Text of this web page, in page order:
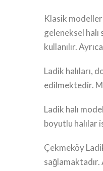
Klasik
geleneksel
kullanılır.
Ladik halıları,
edilmektedir.
Ladik halı
boyutlu halılar
Çekmeköy
sağlamaktadır.